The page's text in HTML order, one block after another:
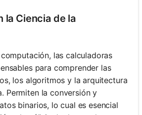
la Ciencia de la
las calculadoras
para comprender las
los algoritmos y la arquitectura
Permiten la conversión y
binarios, lo cual es esencial